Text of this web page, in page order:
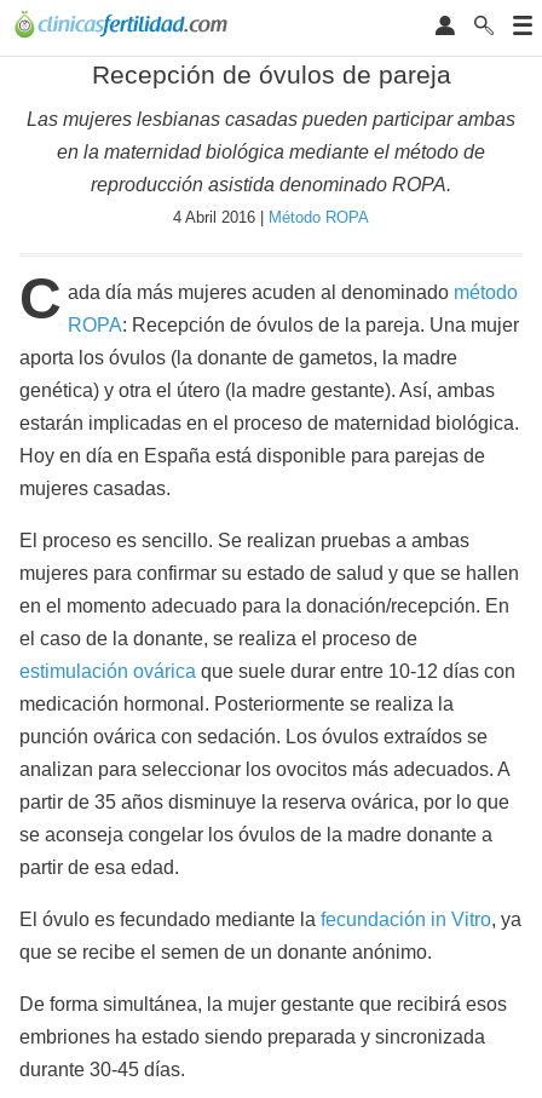
Recepción de óvulos de pareja
Las mujeres lesbianas casadas pueden participar ambas
en la maternidad biológica mediante el método de
reproducción asistida denominado ROPA.
4 Abril 2016 | Método ROPA
C ada día más mujeres acuden al denominado método
ROPA: Recepción de óvulos de la pareja. Una mujer
aporta los óvulos (la donante de gametos, la madre
genética) y otra el útero (la madre gestante). Así, ambas
estarán implicadas en el proceso de maternidad biológica.
Hoy en día en España está disponible para parejas de
mujeres casadas.
El proceso es sencillo. Se realizan pruebas a ambas
mujeres para confirmar su estado de salud y que se hallen
en el momento adecuado para la donación/recepción. En
el caso de la donante, se realiza el proceso de
estimulación ovárica que suele durar entre 10-12 días con
medicación hormonal. Posteriormente se realiza la
punción ovárica con sedación. Los óvulos extraídos se
analizan para seleccionar los ovocitos más adecuados. A
partir de 35 años disminuye la reserva ovárica, por lo que
se aconseja congelar los óvulos de la madre donante a
partir de esa edad.
El óvulo es fecundado mediante la fecundación in Vitro, ya
que se recibe el semen de un donante anónimo.
De forma simultánea, la mujer gestante que recibirá esos
embriones ha estado siendo preparada y sincronizada
durante 30-45 días.